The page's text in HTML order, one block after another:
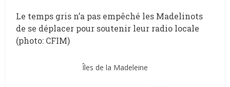
Le temps gris n’a pas empêché les Madelinots
de se déplacer pour soutenir leur radio locale
(photo: CFIM)
Îles de la Madeleine